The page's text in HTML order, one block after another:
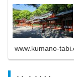
www.kumano-